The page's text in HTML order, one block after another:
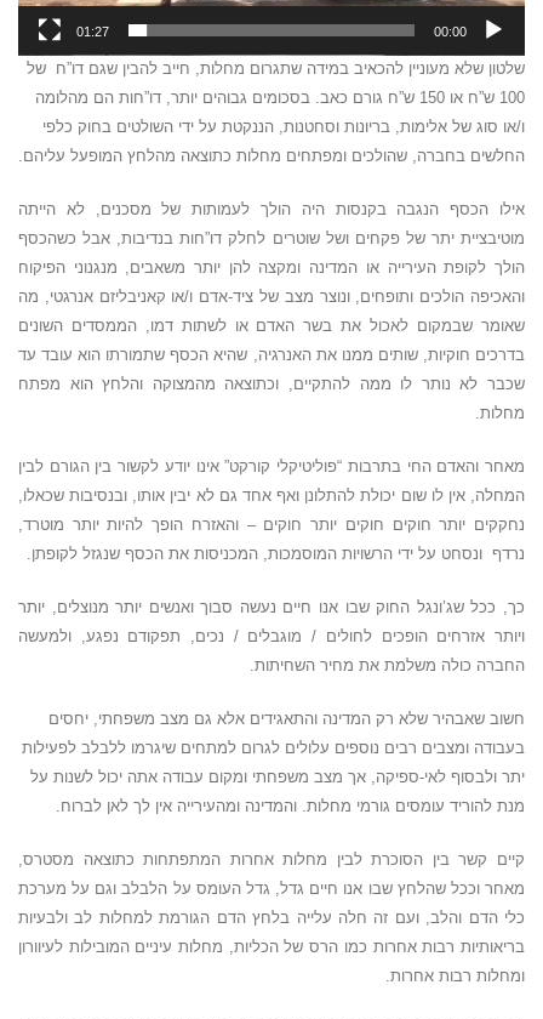
00:00
01:27
שלטון שלא מעוניין להכאיב במידה שתגרום מחלות, חייב להבין שגם דו”ח של
100 ש”ח או 150 ש”ח גורם כאב. בסכומים גבוהים יותר, דו”חות הם מהלומה
ו/או סוג של אלימות, בריונות וסחטנות, הננקטת על ידי השולטים בחוק כלפי
החלשים בחברה, שהולכים ומפתחים מחלות כתוצאה מהלחץ המופעל עליהם.
אילו הכסף הנגבה בקנסות היה הולך לעמותות של מסכנים, לא הייתה
מוטיבציית יתר של פקחים ושל שוטרים לחלק דו”חות בנדיבות, אבל כשהכסף
הולך לקופת העירייה או המדינה ומקצה להן יותר משאבים, מנגנוני הפיקוח
והאכיפה הולכים ותופחים, ונוצר מצב של ציד-אדם ו/או קאניבליזם אנרגטי, מה
שאומר שבמקום לאכול את בשר האדם או לשתות דמו, הממסדים השונים
בדרכים חוקיות, שותים ממנו את האנרגיה, שהיא הכסף שתמורתו הוא עובד עד
שכבר לא נותר לו ממה להתקיים, וכתוצאה מהמצוקה והלחץ הוא מפתח
מחלות.
מאחר והאדם החי בתרבות “פוליטיקלי קורקט” אינו יודע לקשור בין הגורם לבין
המחלה, אין לו שום יכולת להתלונן ואף אחד גם לא יבין אותו, ובנסיבות שכאלו,
נחקקים יותר חוקים חוקים יותר חוקים – והאזרח הופך להיות יותר מוטרד,
נרדף ונסחט על ידי הרשויות המוסמכות, המכניסות את הכסף שנגזל לקופתן.
כך, ככל שג’ונגל החוק שבו אנו חיים נעשה סבוך ואנשים יותר מנוצלים, יותר
ויותר אזרחים הופכים לחולים / מוגבלים / נכים, תפקודם נפגע, ולמעשה
החברה כולה משלמת את מחיר השחיתות.
חשוב שאבהיר שלא רק המדינה והתאגידים אלא גם מצב משפחתי, יחסים
בעבודה ומצבים רבים נוספים עלולים לגרום למתחים שיגרמו ללבלב לפעילות
יתר ולבסוף לאי-ספיקה, אך מצב משפחתי ומקום עבודה אתה יכול לשנות על
מנת להוריד עומסים גורמי מחלות. והמדינה ומהעירייה אין לך לאן לברוח.
קיים קשר בין הסוכרת לבין מחלות אחרות המתפתחות כתוצאה מסטרס,
מאחר וככל שהלחץ שבו אנו חיים גדל, גדל העומס על הלבלב וגם על מערכת
כלי הדם והלב, ועם זה חלה עלייה בלחץ הדם הגורמת למחלות לב ולבעיות
בריאותיות רבות אחרות כמו הרס של הכליות, מחלות עיניים המובילות לעיוורון
ומחלות רבות אחרות.